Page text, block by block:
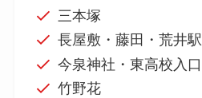
三本塚
長屋敷・藤田・荒井駅
今泉神社・東高校入口
竹野花